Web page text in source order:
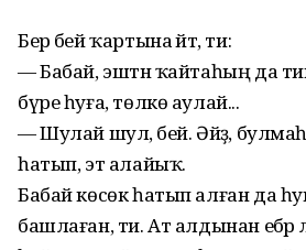
Бер әбей ҡартына әйтә, ти:
— Бабай, эштән ҡайтаһың да
бүре һуға, төлкө аулай...
— Шулай шул, әбей. Әйҙә,
һатып, эт алайыҡ.
Бабай көсөк һатып алған да
башлаған, ти. Ат алдынан ебәрә